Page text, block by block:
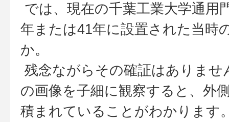
では、現在の千葉工業大学通用
年または41年に設置された当時
か。
残念ながらその確証はありませ
の画像を子細に観察すると、外
積まれていることがわかります